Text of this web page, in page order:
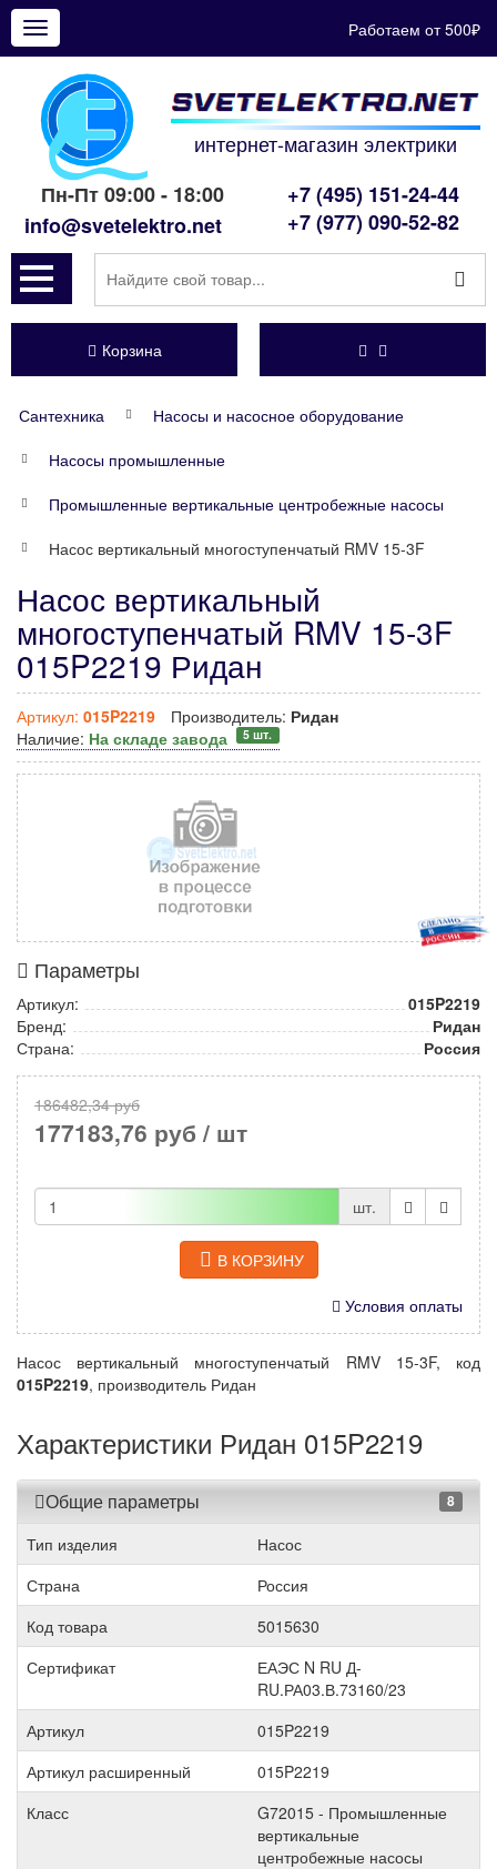
Показать
меню
Работаем от 500₽
интернет-магазин электрики
Пн-Пт 09:00 - 18:00
info@svetelektro.net
+7 (495) 151-24-44
+7 (977) 090-52-82
Корзина
Сантехника
Насосы и насосное оборудование
Насосы промышленные
Промышленные вертикальные центробежные насосы
Насос вертикальный многоступенчатый RMV 15-3F
Насос вертикальный
многоступенчатый RMV 15-3F
015P2219 Ридан
Артикул: 015P2219 Производитель: Ридан
Наличие: На складе завода 5 шт.
Параметры
Артикул:
015P2219
Бренд:
Ридан
Страна:
Россия
186482,34 руб
177183,76 руб / шт
шт.
В КОРЗИНУ
Условия оплаты
Насос вертикальный многоступенчатый RMV 15-3F, код
015P2219, производитель Ридан
Характеристики Ридан 015P2219
Общие параметры 8
Тип изделия
Насос
Страна
Россия
Код товара
5015630
Сертификат
ЕАЭС N RU Д-
RU.РА03.В.73160/23
Артикул
015P2219
Артикул расширенный
015P2219
Класс
G72015 - Промышленные
вертикальные
центробежные насосы